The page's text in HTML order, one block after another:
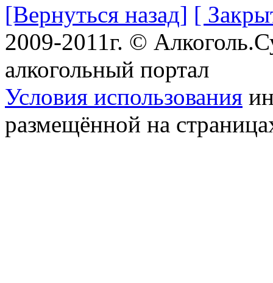
[Вернуться назад] [
2009-2011г. ©
алкогольный портал
Условия использования
размещённой на